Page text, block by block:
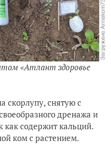
«Атлант здоровье
скорлупу, снятую с
дренажа и
как содержит кальций.
ком с растением.